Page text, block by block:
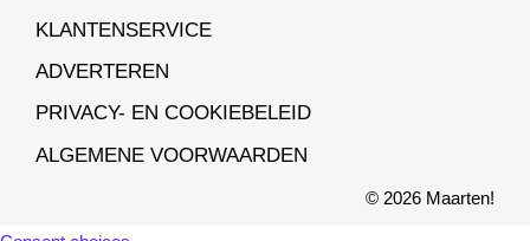
KLANTENSERVICE
ADVERTEREN
PRIVACY- EN COOKIEBELEID
ALGEMENE VOORWAARDEN
© 2026 Maarten!